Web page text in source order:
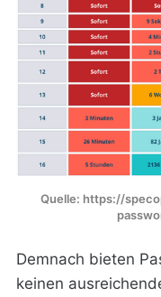
Quelle: https://
Demnach bieten
keinen